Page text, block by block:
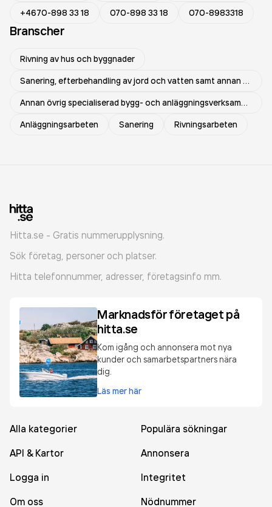
+4670-898 33 18
070-898 33 18 070-8983318
Branscher
Rivning av hus och byggnader
Sanering, efterbehandling av jord och vatten samt annan verksamhet för föroreningsbekämpning
Annan övrig specialiserad bygg- och anläggningsverksamhet
Anläggningsarbeten
Sanering Rivningsarbeten
Hitta.se - Gratis nummerupplysning.
Sök företag, personer och platser.
Hitta telefonnummer, adresser, företagsinfo mm.
Marknadsför företaget på
hitta.se
Kom igång och annonsera mot nya
kunder och samarbetspartners nära
dig.
Läs mer här
Alla kategorier
Populära sökningar
API & Kartor
Annonsera
Logga in
Integritet
Om oss
Nödnummer